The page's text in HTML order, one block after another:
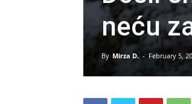
neću
By Mirza D. - February 5,